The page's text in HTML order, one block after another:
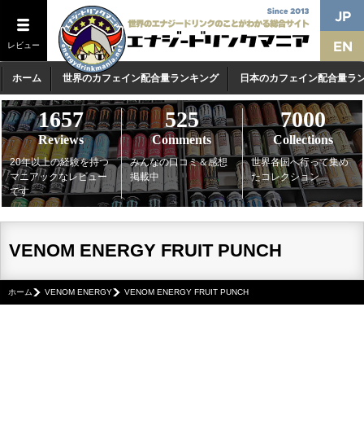
レビュー
ホーム 世界のカフェイン配合量ランキング 日本のカフェイン配合量ラ
1657
Reviews
20年以上の経験を持つ
マニアックなレビュー
です
525
Comments
みんなの口コミ＆感想
掲載中
7000
Collections
世界各国へ行って集め
たコレクション
VENOM ENERGY FRUIT PUNCH
ホーム VENOM ENERGY VENOM ENERGY FRUIT PUNCH